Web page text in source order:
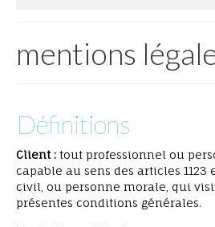
mentions
Définitions
Client : tout professionnel ou
capable au sens des articles 1123
civil, ou personne morale, qui
présentes conditions générales.